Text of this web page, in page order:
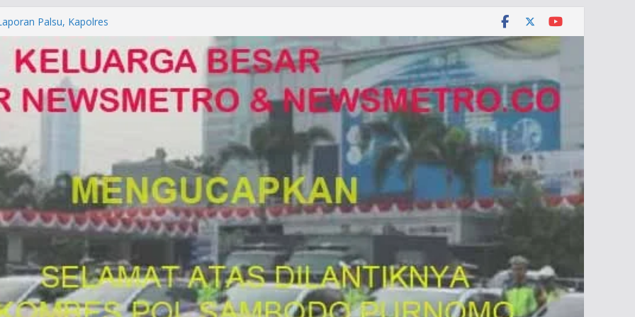
Palsu, Kapolres
PUNGLI SIM
Alam di Jawa Barat yang
KUHAP Baru 2026, Tegaskan
Dipidana
DENPASAR DAN
POLDA BALI DIDUGA